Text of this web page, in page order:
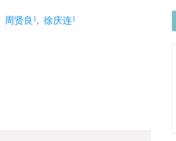
周贤良 1, 徐庆连1